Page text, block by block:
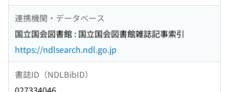
連携機関・データベース
国立国会図書館 : 国立国会図書館雑誌記事索引
https://ndlsearch.ndl.go.jp
書誌ID（NDLBibID）